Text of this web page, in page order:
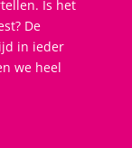
Is het
De
in ieder
we heel